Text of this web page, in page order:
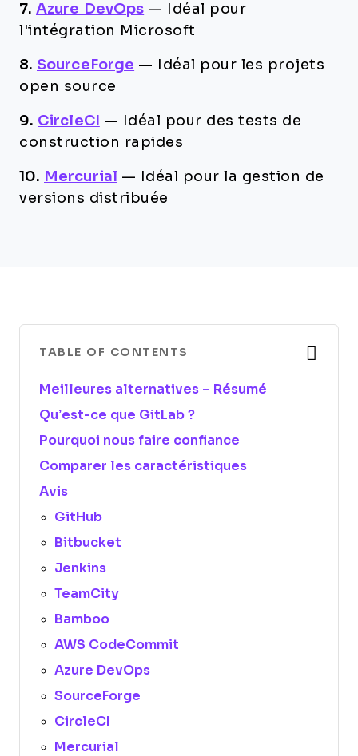
7. Azure DevOps —
Idéal pour
l'intégration Microsoft
8. SourceForge —
Idéal pour les projets
open source
9. CircleCI —
Idéal pour des tests de
construction rapides
10. Mercurial —
Idéal pour la gestion de
versions distribuée
TABLE OF CONTENTS
Meilleures alternatives – Résumé
Qu’est-ce que GitLab ?
Pourquoi nous faire confiance
Comparer les caractéristiques
Avis
GitHub
Bitbucket
Jenkins
TeamCity
Bamboo
AWS CodeCommit
Azure DevOps
SourceForge
CircleCI
Mercurial